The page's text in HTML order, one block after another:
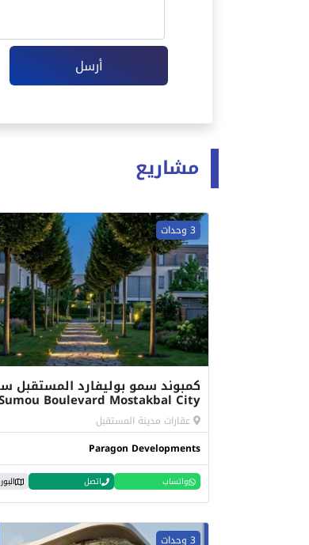
أرسل
مشاريع
3 وحدات
كمبوند سمو بوليفارد المستقبل
Boulevard Mostakbal City
عقارات مدينة المستقبل
Paragon Developments
واتساب اتصل
3 وحدات